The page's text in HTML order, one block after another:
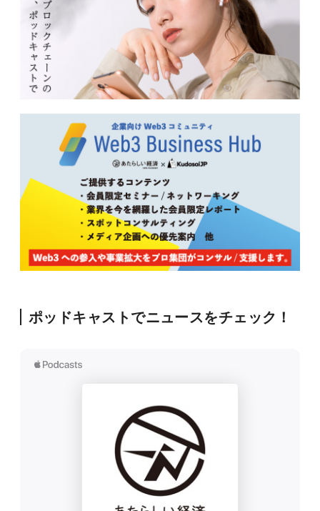
ポッドキャストでニュースをチェック！